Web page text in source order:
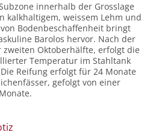
innerhalb der Grosslage
kalkhaltigem, weissem Lehm und
Bodenbeschaffenheit bringt
Barolos hervor. Nach der
zweiten Oktoberhälfte, erfolgt die
Temperatur im Stahltank
Reifung erfolgt für 24 Monate
gefolgt von einer